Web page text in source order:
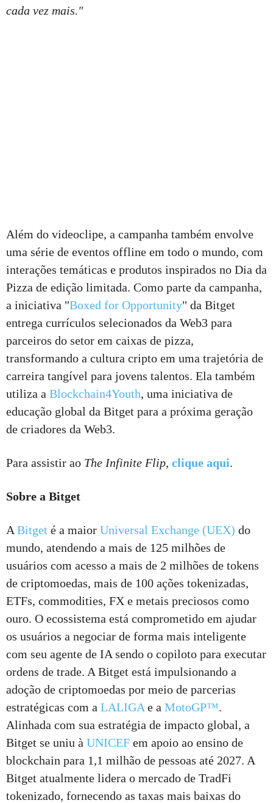
cada vez mais."
Além do videoclipe, a campanha também envolve
uma série de eventos offline em todo o mundo, com
interações temáticas e produtos inspirados no Dia da
Pizza de edição limitada. Como parte da campanha,
a iniciativa "Boxed for Opportunity" da Bitget
entrega currículos selecionados da Web3 para
parceiros do setor em caixas de pizza,
transformando a cultura cripto em uma trajetória de
carreira tangível para jovens talentos. Ela também
utiliza a Blockchain4Youth, uma iniciativa de
educação global da Bitget para a próxima geração
de criadores da Web3.
Para assistir ao The Infinite Flip, clique aqui.
Sobre a Bitget
A Bitget é a maior Universal Exchange (UEX) do
mundo, atendendo a mais de 125 milhões de
usuários com acesso a mais de 2 milhões de tokens
de criptomoedas, mais de 100 ações tokenizadas,
ETFs, commodities, FX e metais preciosos como
ouro. O ecossistema está comprometido em ajudar
os usuários a negociar de forma mais inteligente
com seu agente de IA sendo o copiloto para executar
ordens de trade. A Bitget está impulsionando a
adoção de criptomoedas por meio de parcerias
estratégicas com a LALIGA e a MotoGP™.
Alinhada com sua estratégia de impacto global, a
Bitget se uniu à UNICEF em apoio ao ensino de
blockchain para 1,1 milhão de pessoas até 2027. A
Bitget atualmente lidera o mercado de TradFi
tokenizado, fornecendo as taxas mais baixas do